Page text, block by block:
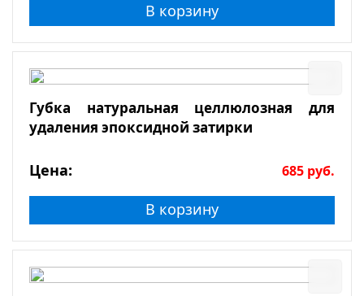
В корзину
Губка натуральная целлюлозная для
удаления эпоксидной затирки
Цена: 685 руб.
В корзину